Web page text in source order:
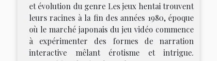
et évolution du genre Les jeux hentai trouvent
leurs racines à la fin des années 1980, époque
où le marché japonais du jeu vidéo commence
à expérimenter des formes de narration
interactive mêlant érotisme et intrigue.